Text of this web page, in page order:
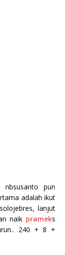
pun
adalah ikut
lanjut
naik prameks
240 + 8 +